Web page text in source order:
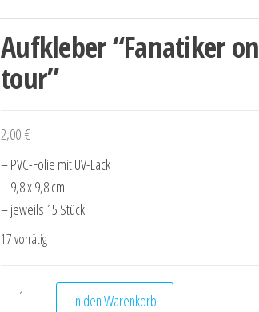
Aufkleber “Fanatiker on
tour”
2,00 €
– PVC-Folie mit UV-Lack
– 9,8 x 9,8 cm
– jeweils 15 Stück
17 vorrätig
Aufkleber "Fanatiker on tour" Menge
In den Warenkorb